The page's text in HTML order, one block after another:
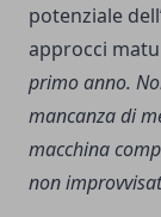
potenziale
approcci
primo anno.
mancanza di
macchina
non